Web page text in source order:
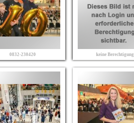
0832-230420 keine Berechtigung